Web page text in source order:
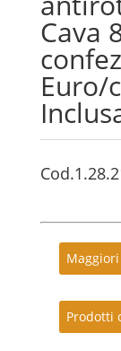
Cava
Euro/
Prodotti